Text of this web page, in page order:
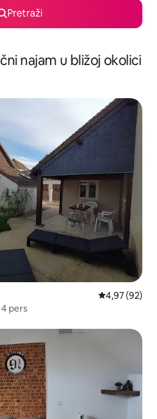
Pretraži
najam u bližoj okolici
s oznakom „Odabrali gosti”
Prosječna
4,97 (92)
pers